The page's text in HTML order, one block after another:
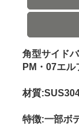
角型サイド
PM・07エル
材質
特徴:一部ボ